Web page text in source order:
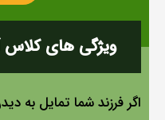
ویژگی های کلاس
اگر فرزند شما تمایل به